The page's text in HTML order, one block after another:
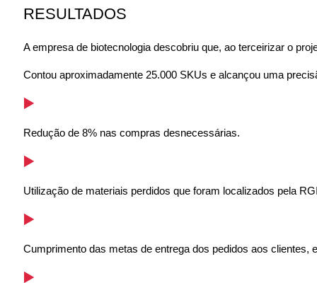
RESULTADOS
A empresa de biotecnologia descobriu que, ao terceirizar o
Contou aproximadamente 25.000 SKUs e alcançou uma
Redução de 8% nas compras desnecessárias.
Utilização de materiais perdidos que foram localizados pela
Cumprimento das metas de entrega dos pedidos aos